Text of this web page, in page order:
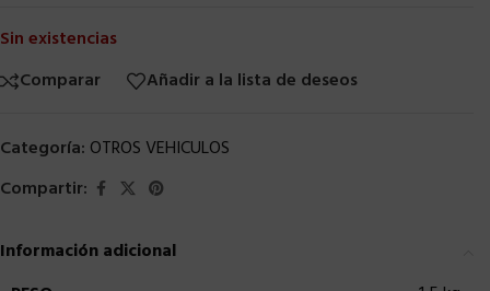
Sin existencias
Comparar
Añadir a la lista de deseos
Categoría: OTROS VEHICULOS
Compartir:
Información adicional